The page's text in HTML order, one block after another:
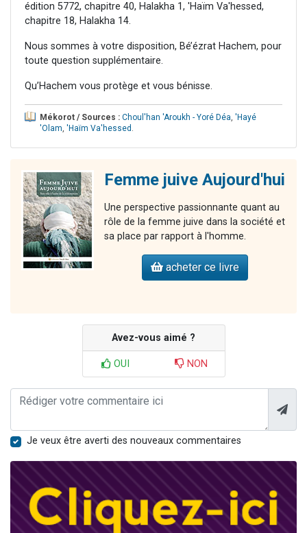
édition 5772, chapitre 40, Halakha 1, 'Haïm Va'hessed,
chapitre 18, Halakha 14.
Nous sommes à votre disposition, Bé’ézrat Hachem, pour
toute question supplémentaire.
Qu’Hachem vous protège et vous bénisse.
Mékorot / Sources : Choul'han 'Aroukh - Yoré Déa, 'Hayé
'Olam, 'Haïm Va'hessed .
Femme juive Aujourd'hui
Une perspective passionnante quant au
rôle de la femme juive dans la société et
sa place par rapport à l'homme.
acheter ce livre
Avez-vous aimé ?
OUI NON
Je veux être averti des nouveaux commentaires